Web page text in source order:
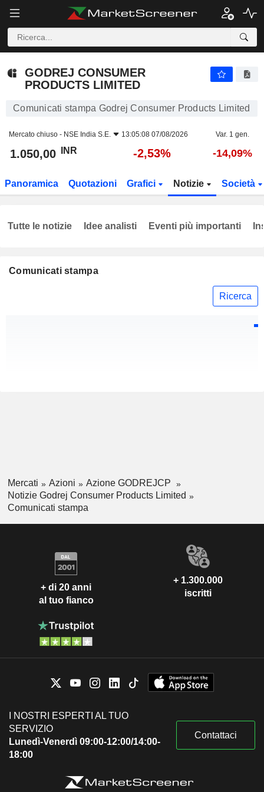
GODREJ CONSUMER
PRODUCTS LIMITED
Comunicati stampa Godrej Consumer Products Limited
Mercato chiuso - NSE India S.E. 13:05:08 07/08/2026 Var. 1 gen.
1.050,00 INR -2,53% -14,09%
Panoramica Quotazioni Grafici Notizie Società
Comunicati stampa
Ricerca
Tutte le notizie Idee analisti Eventi più importanti
Mercati Azioni
Azione GODREJCP
Notizie Godrej Consumer Products Limited
Comunicati stampa
+ di 20 anni
al tuo fianco
+ 1.300.000
iscritti
I NOSTRI ESPERTI AL TUO
SERVIZIO
Lunedì-Venerdì 09:00-12:00/14:00-
18:00
Contattaci